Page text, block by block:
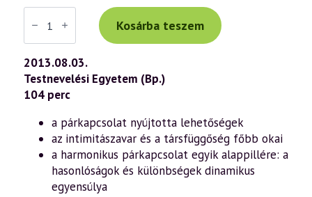
Váradi
Tibor
előadás
(640)
—
Lélektől
lélekig
–
a
párkapcsolatról
rész
(2013.08.03.)
mennyiség
Kosárba teszem
2013.08.03.
Testnevelési Egyetem (Bp.)
104 perc
a párkapcsolat nyújtotta lehetőségek
az intimitászavar és a társfüggőség főbb okai
a harmonikus párkapcsolat egyik alappillére: a
hasonlóságok és különbségek dinamikus
egyensúlya